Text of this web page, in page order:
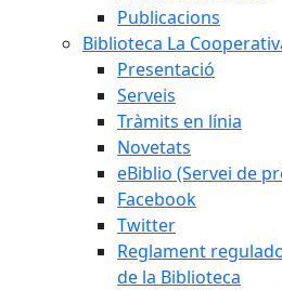
Publicacions
Biblioteca La
Presentació
Serveis
Tràmits en línia
Novetats
eBiblio (Servei de
Facebook
Twitter
Reglament
de la Biblioteca